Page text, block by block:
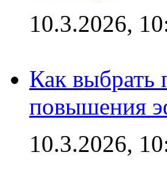
10.3.2026,
Как выбрать
повышения
10.3.2026,